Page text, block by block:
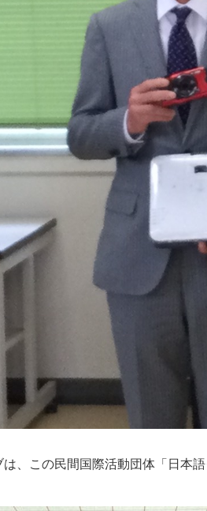
、この民間国際活動団体「日本